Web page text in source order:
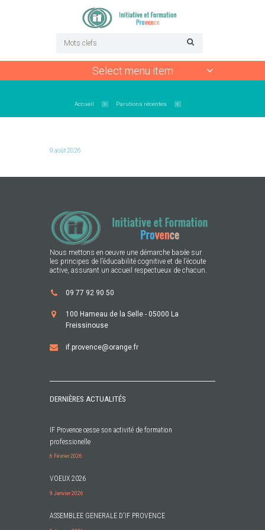
Select menu item
Accueil Parutions récentes
9 août 2026
Nous mettons en oeuvre une démarche basée sur
les principes de l’éducabilité cognitive et de l’écoute
active, assurant un accueil respectueux de chacun.
09 77 92 90 50
100 Hameau de la Selle - 05000 La
Freissinouse
if.provence@orange.fr
DERNIÈRES ACTUALITÉS
IF Provence cesse son activité de formation
professionelle
6 Février 2026
VOEUX 2026
9 Janvier 2026
ASSEMBLEE GENERALE D'IF PROVENCE